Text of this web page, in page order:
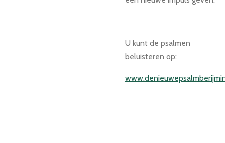
U kunt de psalmen
beluisteren op: